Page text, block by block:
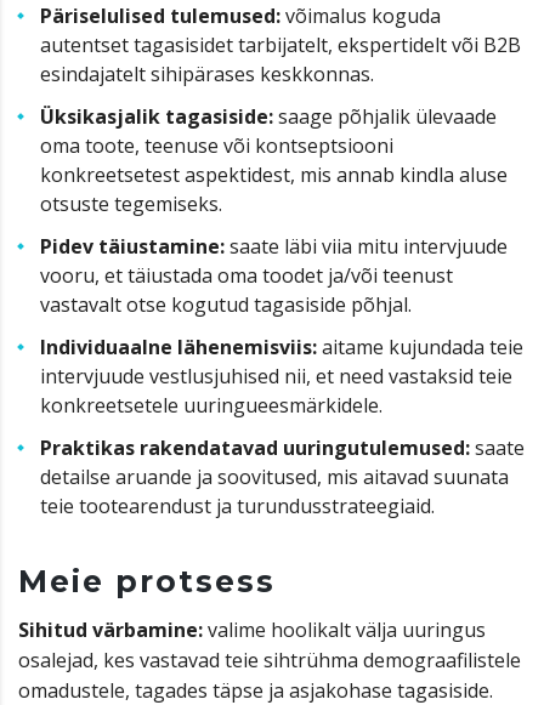
Päriselulised tulemused:võimalus koguda
autentset tagasisidet tarbijatelt, ekspertidelt või B2B
esindajatelt sihipärases keskkonnas.
Üksikasjalik tagasiside:saage põhjalik ülevaade
oma toote, teenuse või kontseptsiooni
konkreetsetest aspektidest, mis annab kindla aluse
otsuste tegemiseks.
Pidev täiustamine:saate läbi viia mitu intervjuude
vooru, et täiustada oma toodet ja/või teenust
vastavalt otse kogutud tagasiside põhjal.
Individuaalne lähenemisviis:aitame kujundada teie
intervjuude vestlusjuhised nii, et need vastaksid teie
konkreetsetele uuringueesmärkidele.
Praktikas rakendatavad uuringutulemused:saate
detailse aruande ja soovitused, mis aitavad suunata
teie tootearendust ja turundusstrateegiaid.
Meie protsess
Sihitud värbamine:valime hoolikalt välja uuringus
osalejad, kes vastavad teie sihtrühma demograafilistele
omadustele, tagades täpse ja asjakohase tagasiside.